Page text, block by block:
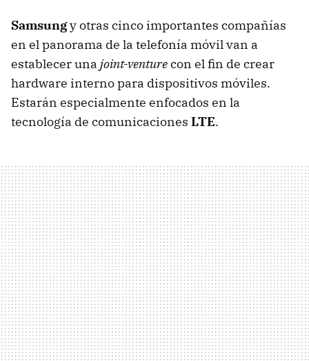
Samsungy otras cinco importantes compañías
en el panorama de la telefonía móvil van a
establecer una joint-venturecon el fin de crear
hardware interno para dispositivos móviles.
Estarán especialmente enfocados en la
tecnología de comunicaciones LTE.